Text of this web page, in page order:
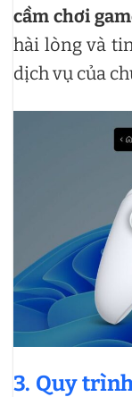
cầm chơi
hài lòng và
dịch vụ của
3. Quy